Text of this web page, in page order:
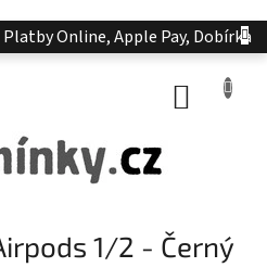
Online, Apple Pay, Dobírka
1/2 - Černý